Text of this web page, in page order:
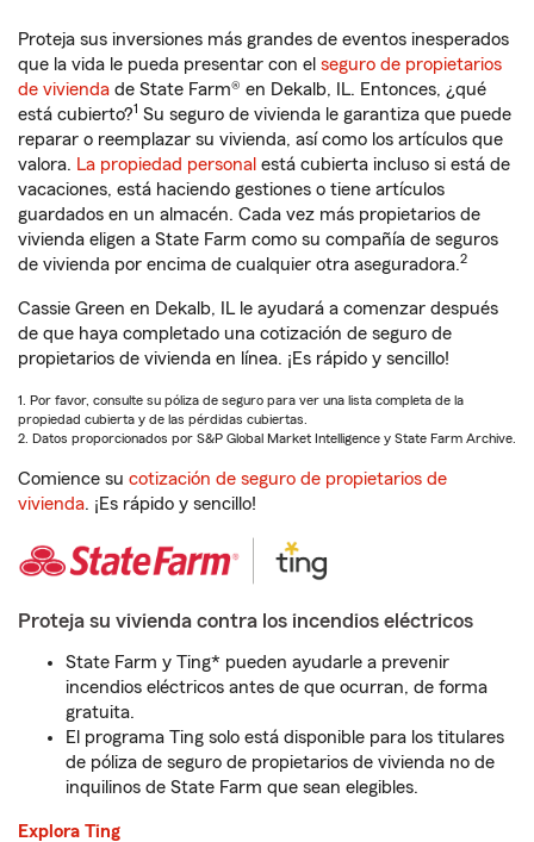
Proteja sus inversiones más grandes de eventos inesperados
que la vida le pueda presentar con el seguro de propietarios
de vivienda de State Farm® en Dekalb, IL. Entonces, ¿qué
está cubierto?1 Su seguro de vivienda le garantiza que puede
reparar o reemplazar su vivienda, así como los artículos que
valora. La propiedad personal está cubierta incluso si está de
vacaciones, está haciendo gestiones o tiene artículos
guardados en un almacén. Cada vez más propietarios de
vivienda eligen a State Farm como su compañía de seguros
de vivienda por encima de cualquier otra aseguradora.2
Cassie Green en Dekalb, IL le ayudará a comenzar después
de que haya completado una cotización de seguro de
propietarios de vivienda en línea. ¡Es rápido y sencillo!
1. Por favor, consulte su póliza de seguro para ver una lista completa de la
propiedad cubierta y de las pérdidas cubiertas.
2. Datos proporcionados por S&P Global Market Intelligence y State Farm Archive.
Comience su cotización de seguro de propietarios de
vivienda. ¡Es rápido y sencillo!
Proteja su vivienda contra los incendios eléctricos
State Farm y Ting* pueden ayudarle a prevenir
incendios eléctricos antes de que ocurran, de forma
gratuita.
El programa Ting solo está disponible para los titulares
de póliza de seguro de propietarios de vivienda no de
inquilinos de State Farm que sean elegibles.
Explora Ting